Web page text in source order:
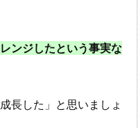
ンジしたという事実な
長した」と思いましょ